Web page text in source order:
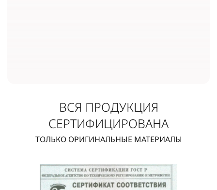
ВСЯ ПРОДУКЦИЯ
СЕРТИФИЦИРОВАНА
ТОЛЬКО ОРИГИНАЛЬНЫЕ МАТЕРИАЛЫ